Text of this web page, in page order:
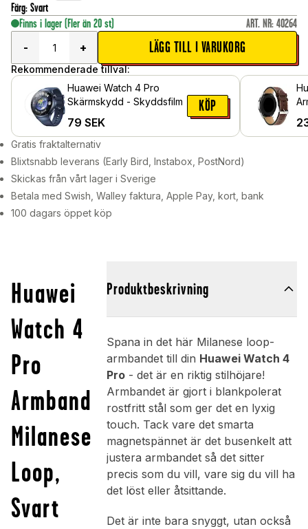
Färg: Svart
Finns i lager (Fler än 20 st) ART. NR: 40264
-
+ LÄGG TILL I VARUKORG
Rekommenderade tillval:
Huawei Watch 4 Pro
Skärmskydd - Skyddsfilm
79 SEK
KÖP
Gratis fraktalternativ
Blixtsnabb leverans (Early Bird, Instabox, PostNord)
Skickas från vårt lager i Sverige
Betala med Swish, Walley faktura, Apple Pay, kort, bank
100 dagars öppet köp
Huawei
Watch 4
Pro
Armband
Milanese
Loop,
Svart
Produktbeskrivning
Spana in det här Milanese loop-
armbandet till din Huawei Watch 4
Pro- det är en riktig stilhöjare!
Armbandet är gjort i blankpolerat
rostfritt stål som ger det en lyxig
touch. Tack vare det smarta
magnetspännet är det busenkelt att
justera armbandet så det sitter
precis som du vill, vare sig du vill ha
det löst eller åtsittande.
Det är inte bara snyggt, utan också